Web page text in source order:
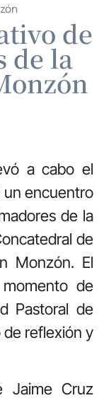
de
de la
a cabo el
encuentro
de la
de
Monzón. El
de
Pastoral de
reflexión y
Jaime Cruz